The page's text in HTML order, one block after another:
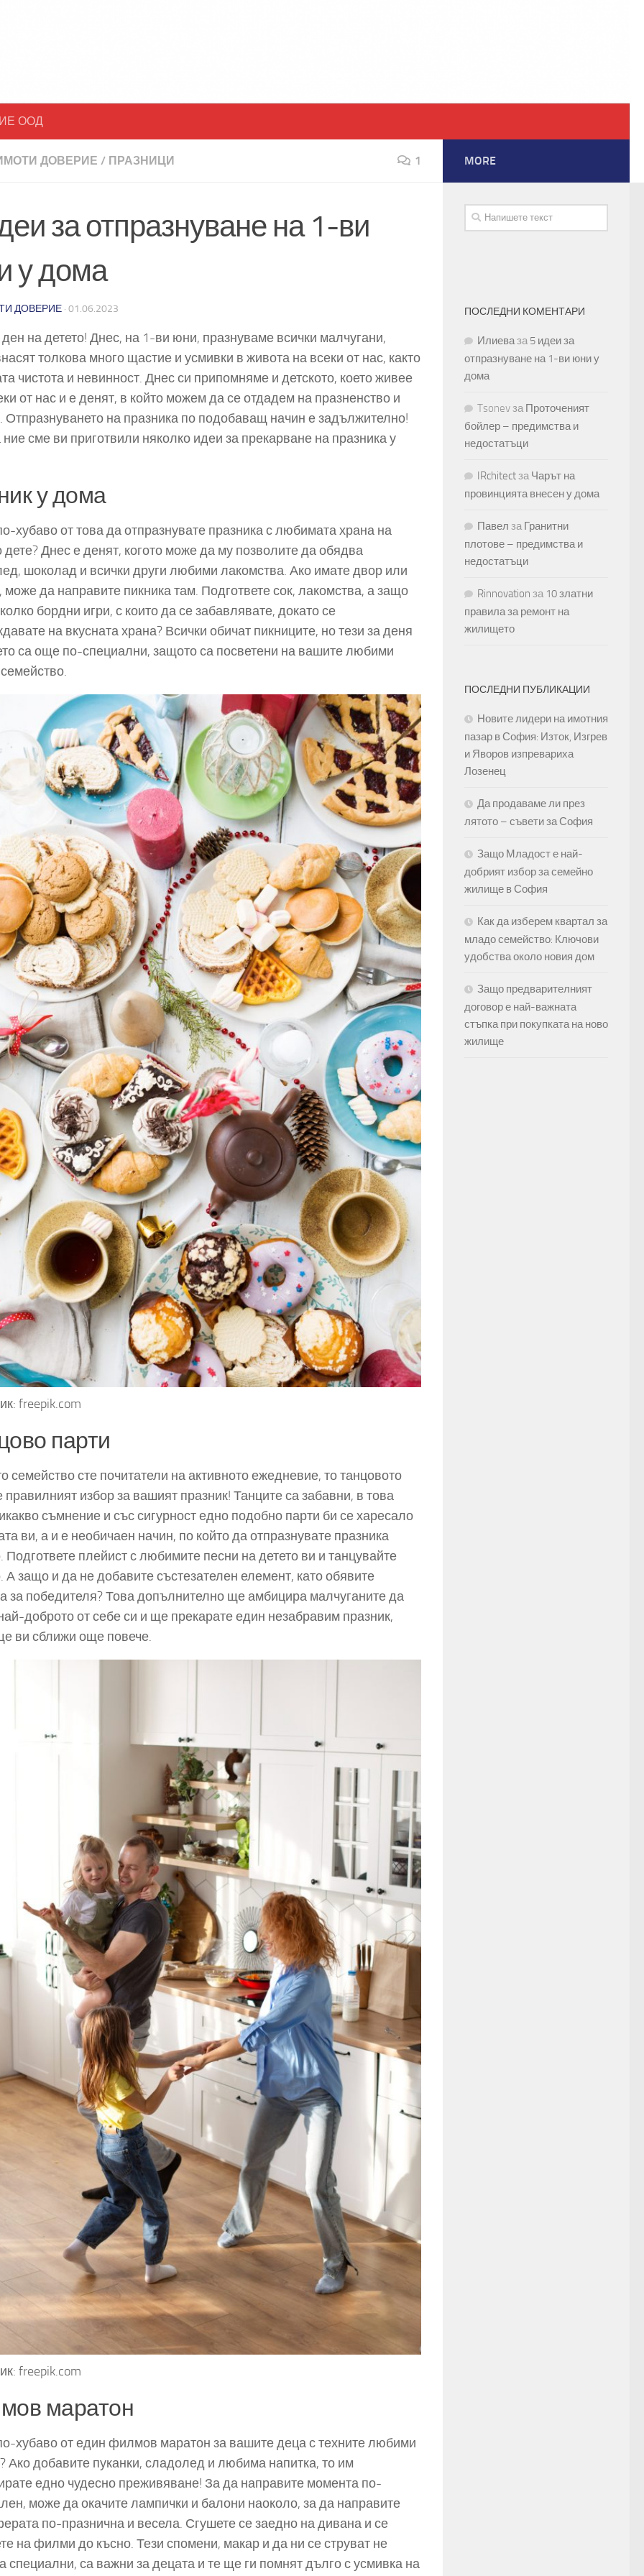
ООД
ДОВЕРИЕ / ПРАЗНИЦИ 1
за отпразнуване на 1-ви
у дома
ДОВЕРИЕ · 01.06.2023
ден на детето! Днес, на 1-ви юни, празнуваме всички малчугани,
толкова много щастие и усмивки в живота на всеки от нас, както
чистота и невинност. Днес си припомняме и детското, което живее
от нас и е денят, в който можем да се отдадем на празненство и
Отпразнуването на празника по подобаващ начин е задължително!
ние сме ви приготвили няколко идеи за прекарване на празника у
у дома
хубаво от това да отпразнувате празника с любимата храна на
дете? Днес е денят, когото може да му позволите да обядва
шоколад и всички други любими лакомства. Ако имате двор или
може да направите пикника там. Подгответе сок, лакомства, а защо
бордни игри, с които да се забавлявате, докато се
на вкусната храна? Всички обичат пикниците, но тези за деня
са още по-специални, защото са посветени на вашите любими
freepik.com
парти
семейство сте почитатели на активното ежедневие, то танцовото
правилният избор за вашият празник! Танците са забавни, в това
съмнение и със сигурност едно подобно парти би се харесало
ви, а и е необичаен начин, по който да отпразнувате празника
Подгответе плейист с любимите песни на детето ви и танцувайте
А защо и да не добавите състезателен елемент, като обявите
за победителя? Това допълнително ще амбицира малчуганите да
доброто от себе си и ще прекарате един незабравим празник,
ви сближи още повече.
freepik.com
маратон
хубаво от един филмов маратон за вашите деца с техните любими
Ако добавите пуканки, сладолед и любима напитка, то им
едно чудесно преживяване! За да направите момента по-
може да окачите лампички и балони наоколо, за да направите
по-празнична и весела. Сгушете се заедно на дивана и се
на филми до късно. Тези спомени, макар и да ни се струват не
специални, са важни за децата и те ще ги помнят дълго с усмивка на
MORE
ПОСЛЕДНИ КОМЕНТАРИ
Илиеваза5 идеи за
отпразнуване на 1-ви юни у
дома
TsonevзаПроточеният
бойлер – предимства и
недостатъци
IRchitectзаЧарът на
провинцията внесен у дома
Павел заГранитни
плотове – предимства и
недостатъци
Rinnovation за 10 златни
правила за ремонт на
жилището
ПОСЛЕДНИ ПУБЛИКАЦИИ
Новите лидери на имотния
пазар в София: Изток, Изгрев
и Яворов изпревариха
Лозенец
Да продаваме ли през
лятото – съвети за София
Защо Младост е най-
добрият избор за семейно
жилище в София
Как да изберем квартал за
младо семейство: Ключови
удобства около новия дом
Защо предварителният
договор е най-важната
стъпка при покупката на ново
жилище